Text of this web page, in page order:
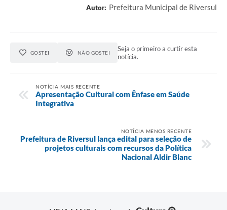
Autor: Prefeitura Municipal de Riversul
GOSTEI NÃO GOSTEI
Seja o primeiro a curtir esta
notícia.
NOTÍCIA MAIS RECENTE
Apresentação Cultural com Ênfase em Saúde
Integrativa
NOTÍCIA MENOS RECENTE
Prefeitura de Riversul lança edital para seleção de
projetos culturais com recursos da Política
Nacional Aldir Blanc